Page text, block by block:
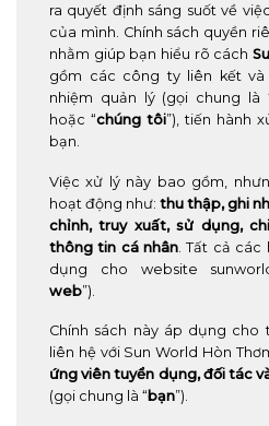
ra quyết định sáng suốt về
của mình. Chính sách quyền
nhằm giúp bạn hiểu rõ cách
gồm các công ty liên kết
nhiệm quản lý (gọi chung là
hoặc “chúng tôi”), tiến hành
bạn.
Việc xử lý này bao gồm,
hoạt động như: thu thập, ghi
chỉnh, truy xuất, sử dụng,
thông tin cá nhân . Tất cả
dụng cho website
web”).
Chính sách này áp dụng
liên hệ với Sun World Hòn
ứng viên tuyển dụng, đối tác
(gọi chung là “bạn”).